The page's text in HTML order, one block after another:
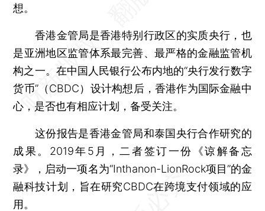
想。
香港金管局是香港特别行政区的实质央行，也
是亚洲地区监管体系最完善、最严格的金融监管机
构之一。在中国人民银行公布内地的“央行发行数字
货币”（CBDC）设计构想后，香港作为国际金融中
心，是否也有相应计划，备受关注。
这份报告是香港金管局和泰国央行合作研究的
成果。2019年5月，二者签订一份《谅解备忘
录》，启动一项名为“Inthanon-LionRock项目”的金
融科技计划，旨在研究CBDC在跨境支付领域的应
用。